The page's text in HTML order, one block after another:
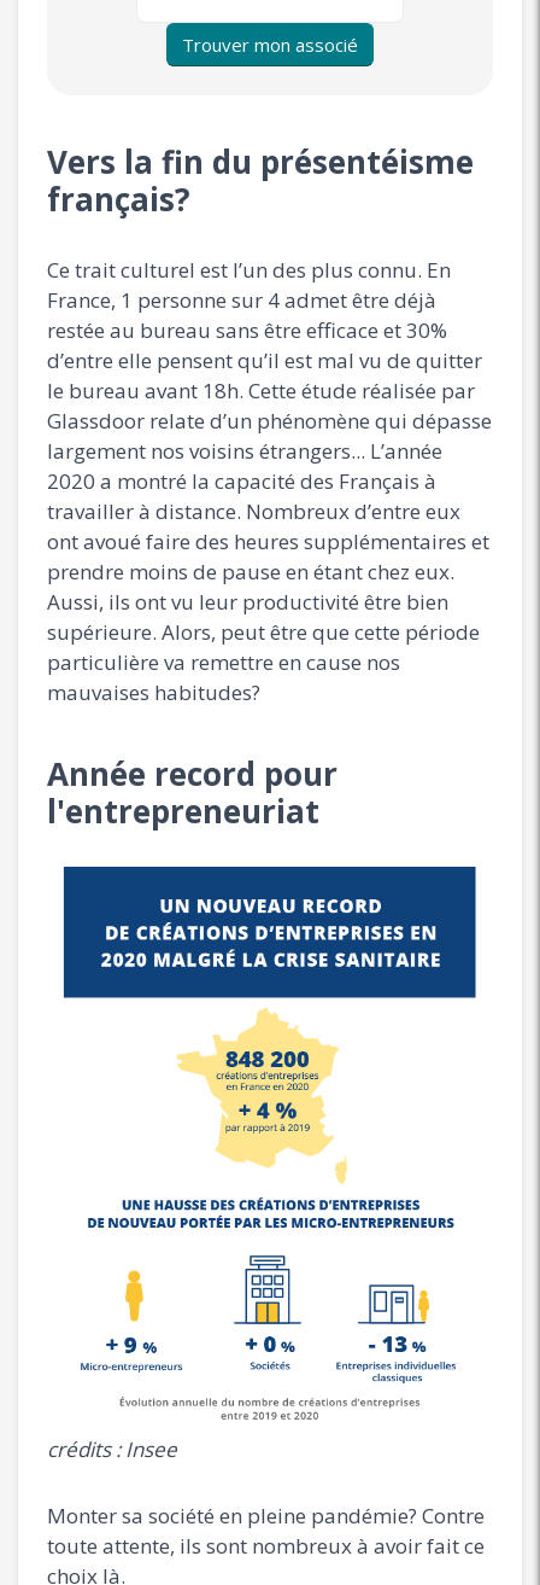
Trouver mon associé
Vers la fin du présentéisme
français?
Ce trait culturel est l’un des plus connu. En
France, 1 personne sur 4 admet être déjà
restée au bureau sans être efficace et 30%
d’entre elle pensent qu’il est mal vu de quitter
le bureau avant 18h. Cette étude réalisée par
Glassdoor relate d’un phénomène qui dépasse
largement nos voisins étrangers... L’année
2020 a montré la capacité des Français à
travailler à distance. Nombreux d’entre eux
ont avoué faire des heures supplémentaires et
prendre moins de pause en étant chez eux.
Aussi, ils ont vu leur productivité être bien
supérieure. Alors, peut être que cette période
particulière va remettre en cause nos
mauvaises habitudes?
Année record pour
l'entrepreneuriat
crédits : Insee
Monter sa société en pleine pandémie? Contre
toute attente, ils sont nombreux à avoir fait ce
choix là.